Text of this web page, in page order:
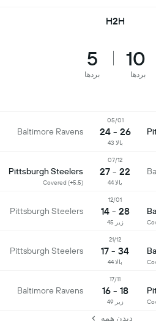
H2H
10
بردها
5
بردها
05/01
26 - 24
Baltimore Ravens
بالا 43
07/12
22 - 27
Pittsburgh Steelers
Covered (+5.5) بالا 44
12/01
28 - 14
Pittsburgh Steelers
زیر 45
21/12
34 - 17
Pittsburgh Steelers
بالا 44
17/11
18 - 16
Baltimore Ravens
زیر 49
دیدن همه